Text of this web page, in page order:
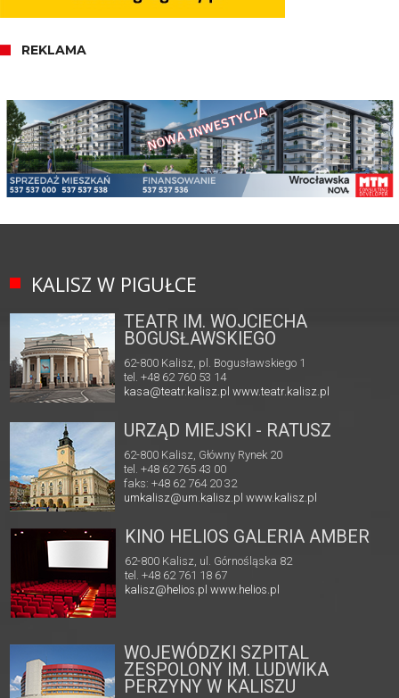
REKLAMA
KALISZ W PIGUŁCE
TEATR IM. WOJCIECHA
BOGUSŁAWSKIEGO
62-800 Kalisz, pl. Bogusławskiego 1
tel. +48 62 760 53 14
kasa@teatr.kalisz.pl www.teatr.kalisz.pl
URZĄD MIEJSKI - RATUSZ
62-800 Kalisz, Główny Rynek 20
tel. +48 62 765 43 00
faks: +48 62 764 20 32
umkalisz@um.kalisz.plwww.kalisz.pl
KINO HELIOS GALERIA AMBER
62-800 Kalisz, ul. Górnośląska 82
tel. +48 62 761 18 67
kalisz@helios.pl www.helios.pl
WOJEWÓDZKI SZPITAL
ZESPOLONY IM. LUDWIKA
PERZYNY W KALISZU